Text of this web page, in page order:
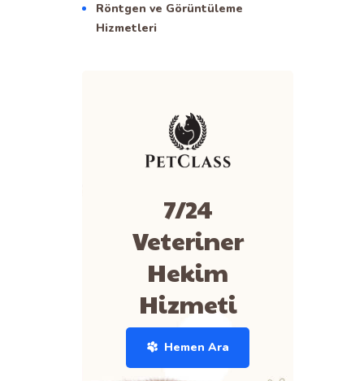
Röntgen ve Görüntüleme
Hizmetleri
7/24
Veteriner
Hekim
Hizmeti
Hemen Ara